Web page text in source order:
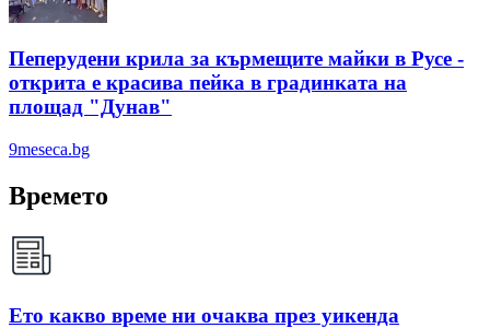
Пеперудени крила за кърмещите майки в Русе -
открита е красива пейка в градинката на
площад "Дунав"
9meseca.bg
Времето
Ето какво време ни очаква през уикенда